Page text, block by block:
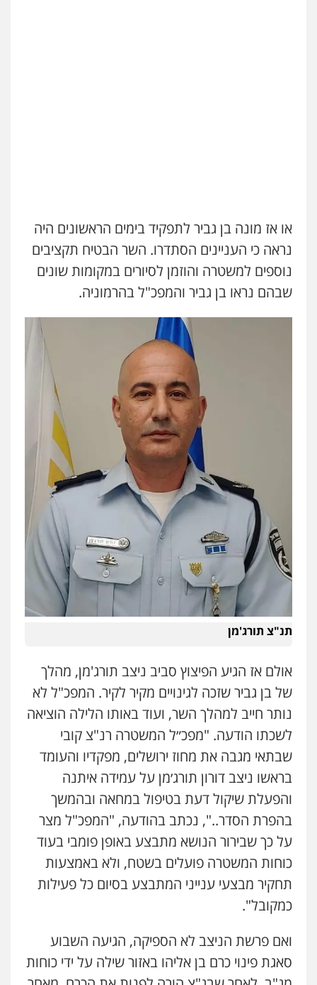
או אז מונה בן גביר לתפקיד בימים הראשונים היה
נראה כי העניינים הסתדרו. השר הבטיח תקציבים
נוספים למשטרה והוזמן לסיורים במקומות שונים
שבהם נראו בן גביר והמפכ"ל בהרמוניה.
תנ"צ תורג'מן
אולם אז הגיע הפיצוץ סביב ניצב תורג'מן, מהלך
של בן גביר שזכה לגינויים מקיר לקיר. המפכ"ל לא
נותר חייב למהלך השר, ועוד באותו הלילה הוציאה
לשכתו הודעה. "מפכ״ל המשטרה רנ"צ קובי
שבתאי מגבה את מחוז ירושלים, מפקדיו והעומד
בראשו ניצב דורון תורג׳מן על עמידה איתנה
והפעלת שיקול דעת בטיפול במחאה ובהמשך
בהפרת הסדר..", נכתב בהודעה, "המפכ"ל מצר
על כך שבירור הנושא מתבצע באופן פומבי בעוד
כוחות המשטרה פועלים בשטח, ולא באמצעות
תחקיר מבצעי ענייני המתבצע בסיום כל פעילות
כמקובל".
ואם פרשת הניצב לא הספיקה, הגיעה השבוע
סאגת פינוי כרם בן אליהו באזור שילה על ידי כוחות